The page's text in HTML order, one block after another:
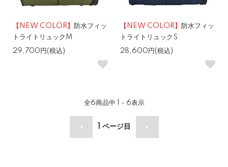
【NEW COLOR】
防水フィッ
トライトリュックM
29,700円(税込)
【NEW COLOR】
防水フィッ
トライトリュックS
28,600円(税込)
全6商品中 1 - 6表示
ページ目